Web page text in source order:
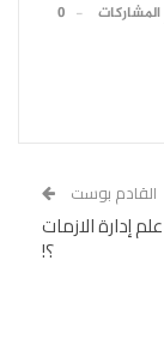
0
القادم بوست
إدارة الازمات
؟!